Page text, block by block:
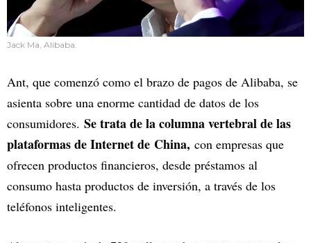
Jack Ma, Alibaba.
Ant, que comenzó como el brazo de pagos de Alibaba, se
asienta sobre una enorme cantidad de datos de los
consumidores. Se trata de la columna vertebral de las
plataformas de Internet de China, con empresas que
ofrecen productos financieros, desde préstamos al
consumo hasta productos de inversión, a través de los
teléfonos inteligentes.